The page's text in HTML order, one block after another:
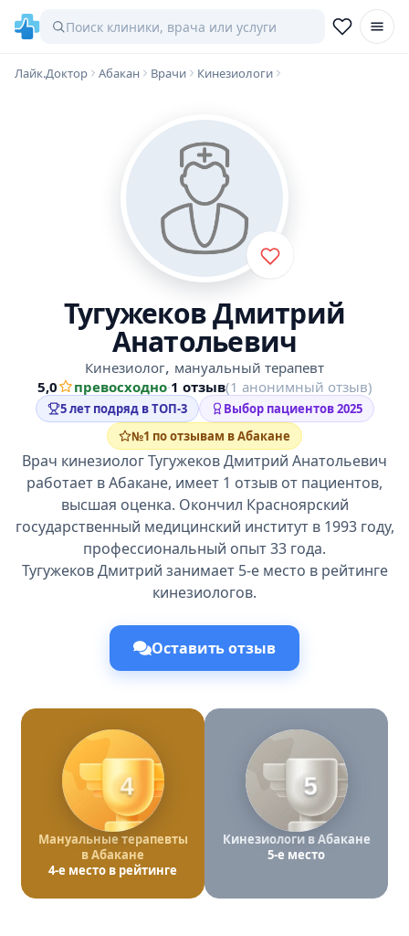
Лайк.Доктор Абакан Врачи Кинезиологи
Тугужеков Дмитрий
Анатольевич
Кинезиолог, мануальный терапевт
5,0
превосходно·1 отзыв(1 анонимный отзыв)
5 лет подряд в ТОП-3
Выбор пациентов 2025
№1 по отзывам в Абакане
Врач кинезиолог Тугужеков Дмитрий Анатольевич
работает в Абакане, имеет 1 отзыв от пациентов,
высшая оценка. Окончил Красноярский
государственный медицинский институт в 1993 году,
профессиональный опыт 33 года.
Тугужеков Дмитрий занимает 5-е место в рейтинге
кинезиологов.
Оставить отзыв
4
Мануальные терапевты
в Абакане
4-е место в рейтинге
5
Кинезиологи в Абакане
5-е место